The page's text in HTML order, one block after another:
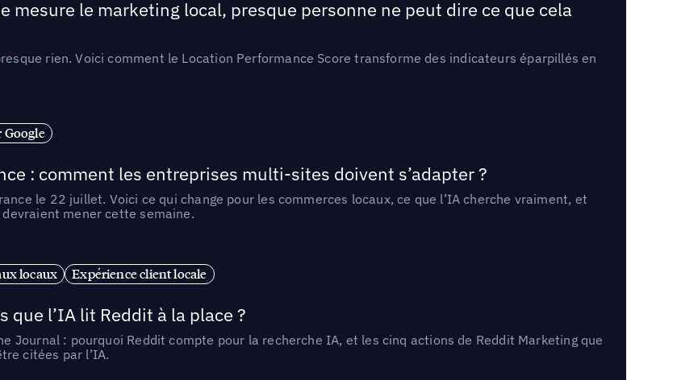
mesure le marketing local, presque personne ne peut dire ce que cela
rien. Voici comment le Location Performance Score transforme des indicateurs éparpillés en
: comment les entreprises multi-sites doivent s’adapter ?
le 22 juillet. Voici ce qui change pour les commerces locaux, ce que l’IA cherche vraiment, et
mener cette semaine.
locaux Expérience client locale
que l’IA lit Reddit à la place ?
Journal : pourquoi Reddit compte pour la recherche IA, et les cinq actions de Reddit Marketing que
citées par l’IA.